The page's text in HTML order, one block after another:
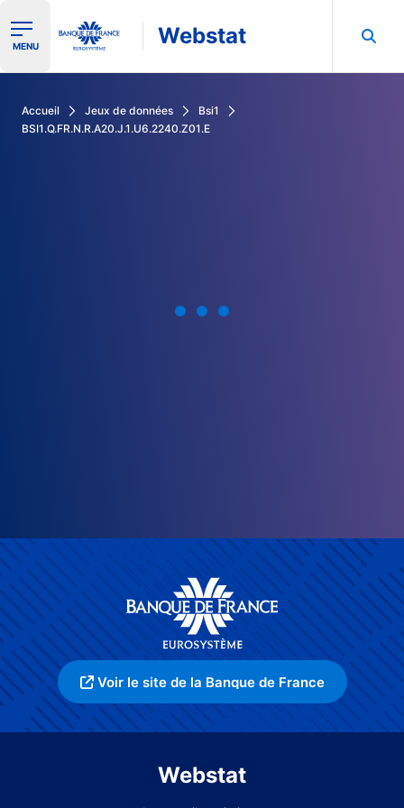
Ouvrir le menu de navigation
MENU Webstat
Accueil Jeux de données
Bsi1
BSI1.Q.FR.N.R.A20.J.1.U6.2240.Z01.E
Voir le site de la Banque de France
Webstat